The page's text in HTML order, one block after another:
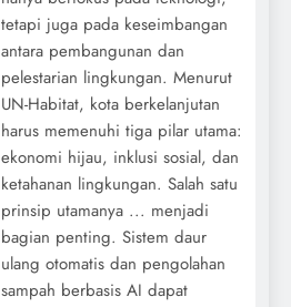
tetapi juga pada keseimbangan
antara pembangunan dan
pelestarian lingkungan. Menurut
UN-Habitat, kota berkelanjutan
harus memenuhi tiga pilar utama:
ekonomi hijau, inklusi sosial, dan
ketahanan lingkungan. Salah satu
prinsip utamanya ... menjadi
bagian penting. Sistem daur
ulang otomatis dan pengolahan
sampah berbasis AI dapat